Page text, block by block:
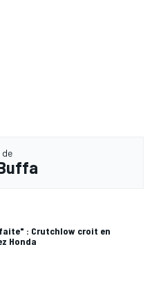
de
: Crutchlow croit en
Honda